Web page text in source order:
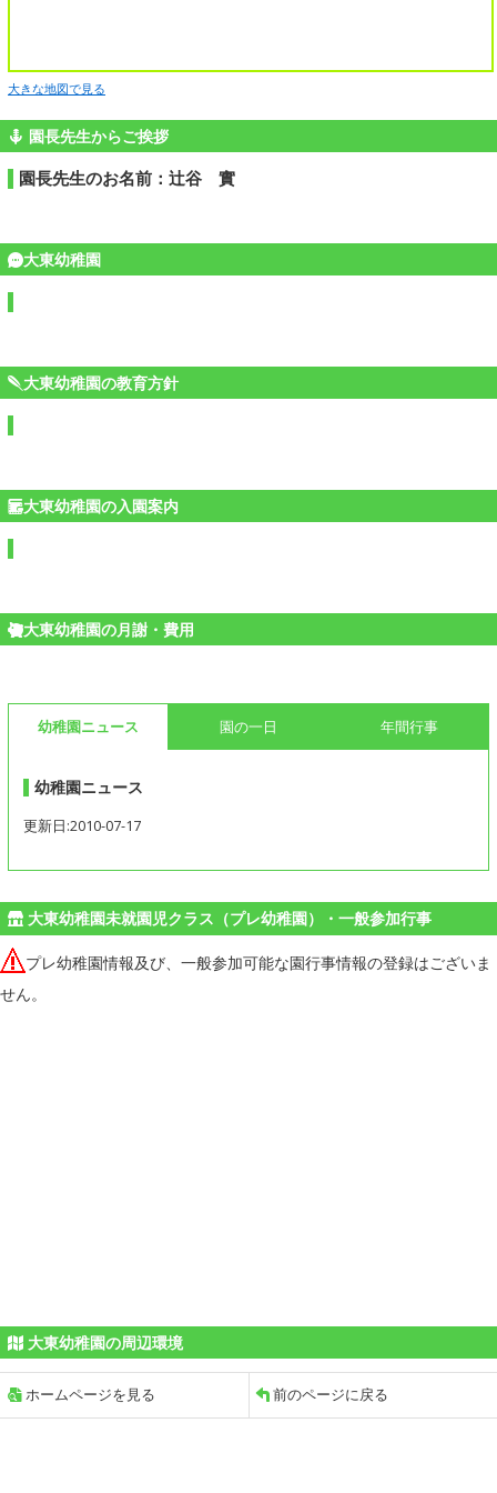
大きな地図で見る
園長先生からご挨拶
園長先生のお名前：辻谷 實
大東幼稚園
大東幼稚園の教育方針
大東幼稚園の入園案内
大東幼稚園の月謝・費用
幼稚園ニュース 園の一日 年間行事
幼稚園ニュース
更新日:2010-07-17
大東幼稚園未就園児クラス（プレ幼稚園）・一般参加行事
プレ幼稚園情報及び、一般参加可能な園行事情報の登録はございま
せん。
大東幼稚園の周辺環境
ホームページを見る 前のページに戻る